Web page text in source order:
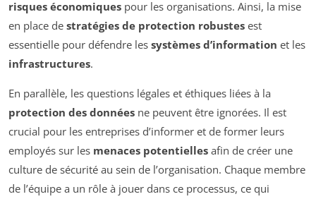
risques économiques pour les organisations. Ainsi, la mise
en place de stratégies de protection robustes est
essentielle pour défendre les systèmes d’information et les
infrastructures.
En parallèle, les questions légales et éthiques liées à la
protection des données ne peuvent être ignorées. Il est
crucial pour les entreprises d’informer et de former leurs
employés sur les menaces potentielles afin de créer une
culture de sécurité au sein de l’organisation. Chaque membre
de l’équipe a un rôle à jouer dans ce processus, ce qui